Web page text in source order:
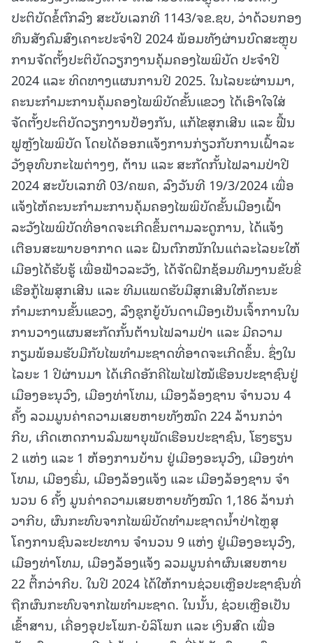
ປະຕິບັດຂໍ້ຕົກລົງ ສະບັບເລກທີ 1143/ຈຂ.ຊບ, ວ່າດ້ວຍກອງ
ທຶນສັງຄົມສົງເຄາະປະຈໍາປີ 2024 ພ້ອມທັງຜ່ານບົດສະຫຼຸບ
ການຈັດຕັ້ງປະຕິບັດວຽກງານຄຸ້ມຄອງໄພພິບັດ ປະຈໍາປີ
2024 ແລະ ທິດທາງແຜນການປີ 2025. ໃນໄລຍະຜ່ານມາ,
ຄະນະກຳມະການຄຸ້ມຄອງໄພພິບັດຂັ້ນແຂວງ ໄດ້ເອົາໃຈໃສ່
ຈັດຕັ້ງປະຕິບັດວຽກງານປ້ອງກັນ, ແກ້ໄຂສຸກເສີນ ແລະ ຟື້ນ
ຟູຫຼັງໄພພິບັດ ໂດຍໄດ້ອອກແຈ້ງການກ່ຽວກັບການເຝົ້າລະ
ວັງອຸທົບກະໄພຕ່າງໆ, ຕ້ານ ແລະ ສະກັດກັ້ນໄຟລາມປ່າປີ
2024 ສະບັບເລກທີ 03/ຄພຄ, ລົງວັນທີ 19/3/2024 ເພື່ອ
ແຈ້ງໄຫ້ຄະນະກຳມະການຄຸ້ມຄອງໄພພິບັດຂັ້ນເມືອງເຝົ້າ
ລະວັງໄພພິບັດທີ່ອາດຈະເກີດຂຶ້ນຕາມລະດູການ, ໄດ້ແຈ້ງ
ເຕືອນສະພາບອາກາດ ແລະ ຝົນຕົກໜັກໃນແຕ່ລະໄລຍະໃຫ້
ເມືອງໄດ້ຮັບຮູ້ ເພື່ອຟ້າວລະວັງ, ໄດ້ຈັດຝຶກຊ້ອມທີມງານຂັບຂີ່
ເຮືອກູ້ໄພສຸກເສີນ ແລະ ທີມແພດຮັບມືສຸກເສີນໃຫ້ຄະນະ
ກຳມະການຂັ້ນແຂວງ, ລົງຊຸກຍູ້ບັນດາເມືອງເປັນເຈົ້າການໃນ
ການວາງແຜນສະກັດກັ້ນຕ້ານໄຟລາມປ່າ ແລະ ມີຄວາມ
ກຽມພ້ອມຮັບມືກັບໄພທຳມະຊາດທີ່ອາດຈະເກີດຂຶ້ນ. ຊຶ່ງໃນ
ໄລຍະ 1 ປີຜ່ານມາ ໄດ້ເກີດອັກຄີໄພໄຟໄໝ້ເຮືອນປະຊາຊົນຢູ່
ເມືອງອະນຸວົງ, ເມືອງທ່າໂທມ, ເມືອງລ້ອງຊານ ຈໍານວນ 4
ຄັ້ງ ລວມມູນຄ່າຄວາມເສຍຫາຍທັງໝົດ 224 ລ້ານກວ່າ
ກີບ, ເກີດເຫດການລົມພາຍຸພັດເຮືອນປະຊາຊົນ, ໂຮງຮຽນ
2 ແຫ່ງ ແລະ 1 ຫ້ອງການບ້ານ ຢູ່ເມືອງອະນຸວົງ, ເມືອງທ່າ
ໂທມ, ເມືອງຮົ່ມ, ເມືອງລ້ອງແຈ້ງ ແລະ ເມືອງລ້ອງຊານ ຈໍາ
ນວນ 6 ຄັ້ງ ມູນຄ່າຄວາມເສຍຫາຍທັງໝົດ 1,186 ລ້ານກ່
ວາກີບ, ຜົນກະທົບຈາກໄພພິບັດທຳມະຊາດນ້ຳປ່າໄຫຼສຸ
ໂຄງການຊົນລະປະທານ ຈຳນວນ 9 ແຫ່ງ ຢູ່ເມືອງອະນຸວົງ,
ເມືອງທ່າໂທມ, ເມືອງລ້ອງແຈ້ງ ລວມມູນຄ່າຜົນເສຍຫາຍ
22 ຕື້ກວ່າກີບ. ໃນປີ 2024 ໄດ້ໃຫ້ການຊ່ວຍເຫຼືອປະຊາຊົນທີ່
ຖືກຜົນກະທົບຈາກໄພທຳມະຊາດ. ໃນນັ້ນ, ຊ່ວຍເຫຼືອເປັນ
ເຂົ້າສານ, ເຄື່ອງອຸປະໂພກ-ບໍລິໂພກ ແລະ ເງິນສົດ ເພື່ອ